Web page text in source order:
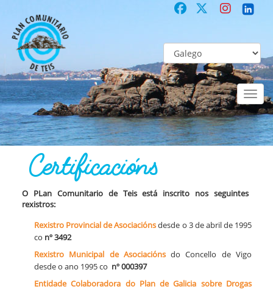
Toggle
COMUNITARIO Co-laboración participativa Certificacións
Certificacións
O PLan Comunitario de Teis está inscrito nos seguintes
rexistros:
Rexistro Provincial de Asociaciónsdesde o 3 de abril de 1995
co nº 3492
Rexistro Municipal de Asociaciónsdo Concello de Vigo
desde o ano 1995 co nº 000397
Entidade Colaboradora do Plan de Galicia sobre Drogas